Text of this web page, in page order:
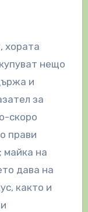
хората
нещо
и
за
скоро
прави
майка на
дава на
както и